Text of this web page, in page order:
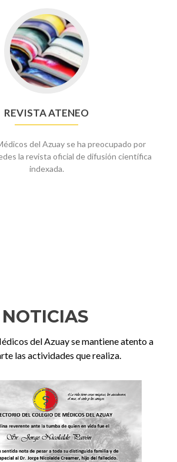
Go
to
Revista
ATENEO
REVISTA ATENEO
del Azuay se ha preocupado por
la revista oficial de difusión científica
indexada.
NOTICIAS
del Azuay se mantiene atento a
las actividades que realiza.